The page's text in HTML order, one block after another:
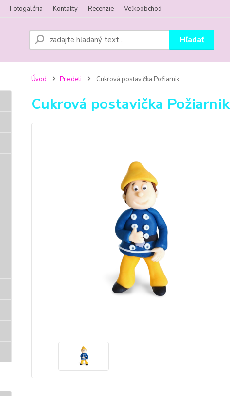
Fotogaléria Kontakty Recenzie Veľkoobchod
Hľadať
Úvod Pre deti Cukrová postavička Požiarnik
Cukrová postavička Požiarnik